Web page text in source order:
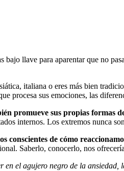
bajo llave para aparentar que no
italiana o eres más bien
procesa sus emociones, las
promueve sus propias formas
internos. Los extremos nunca
conscientes de cómo
Saberlo, conocerlo, nos
el agujero negro de la